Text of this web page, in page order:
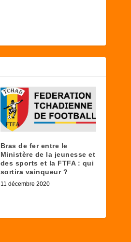
Bras de fer entre le
Ministère de la jeunesse et
des sports et la FTFA : qui
sortira vainqueur ?
11 décembre 2020